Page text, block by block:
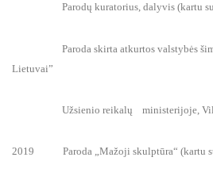
Parodų kuratorius, dalyvis (kartu su
Paroda skirta atkurtos valstybės
Lietuvai”
Užsienio reikalų ministerijoje,
2019 Paroda „Mažoji skulptūra“ (kartu